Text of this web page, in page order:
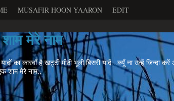
MUSAFIR HOON YAARON EDIT
मेरे नाम
यादों का कारवाँ है.खट्टी मीठी भूली बिसरी यादें...क्यूँ ना उन्हें
शाम मेरे नाम..